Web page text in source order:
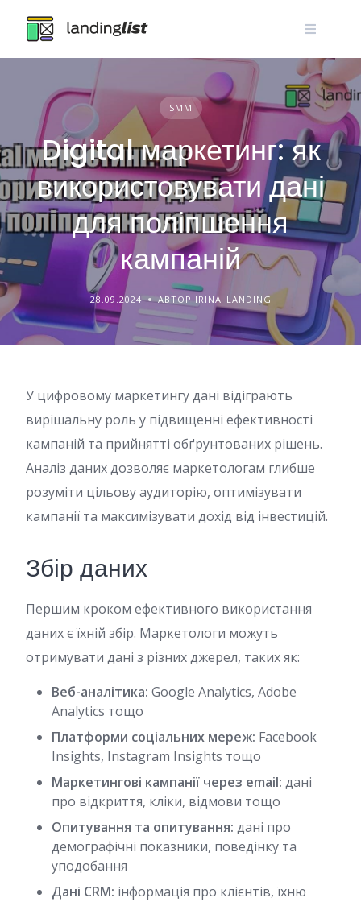
content
SMM
Digital маркетинг: як
використовувати дані
для поліпшення
кампаній
28.09.2024 АВТОР IRINA_LANDING
У цифровому маркетингу дані відіграють
вирішальну роль у підвищенні ефективності
кампаній та прийнятті обґрунтованих рішень.
Аналіз даних дозволяє маркетологам глибше
розуміти цільову аудиторію, оптимізувати
кампанії та максимізувати дохід від інвестицій.
Збір даних
Першим кроком ефективного використання
даних є їхній збір. Маркетологи можуть
отримувати дані з різних джерел, таких як:
Веб-аналітика: Google Analytics, Adobe
Analytics тощо
Платформи соціальних мереж: Facebook
Insights, Instagram Insights тощо
Маркетингові кампанії через email: дані
про відкриття, кліки, відмови тощо
Опитування та опитування: дані про
демографічні показники, поведінку та
уподобання
Дані CRM: інформація про клієнтів, їхню